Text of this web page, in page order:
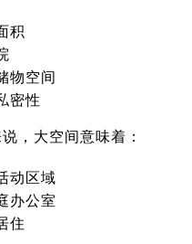
积
物空间
密性
，大空间意味着：
动区域
办公室
住